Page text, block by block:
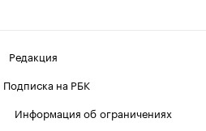
Редакция
Подписка на РБК
Информация об ограничениях